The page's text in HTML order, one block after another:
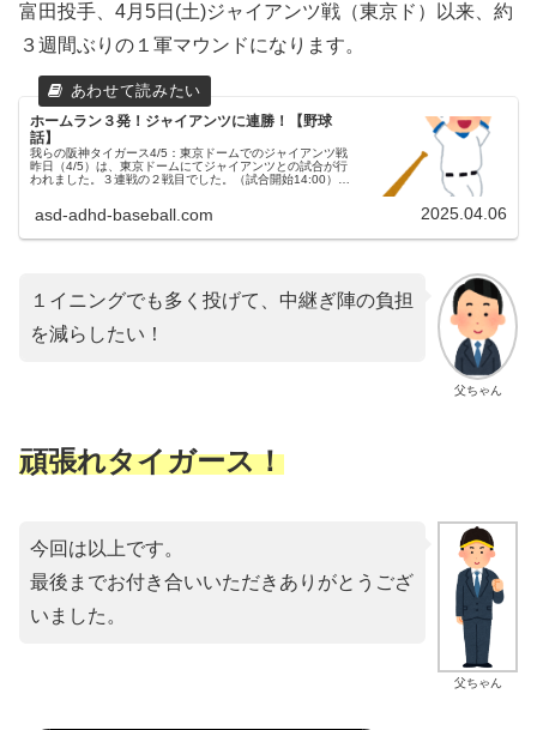
富田投手、4月5日(土)ジャイアンツ戦（東京ド）以来、約
３週間ぶりの１軍マウンドになります。
ホームラン３発！ジャイアンツに連勝！【野球
話】
我らの阪神タイガース4/5：東京ドームでのジャイアンツ戦
昨日（4/5）は、東京ドームにてジャイアンツとの試合が行
われました。３連戦の２戦目でした。（試合開始14:00）両
asd-adhd-baseball.com 2025.04.06
父ちゃん
１イニングでも多く投げて、中継ぎ陣の負担
を減らしたい！
頑張れタイガース！
父ちゃん
今回は以上です。
最後までお付き合いいただきありがとうござ
いました。